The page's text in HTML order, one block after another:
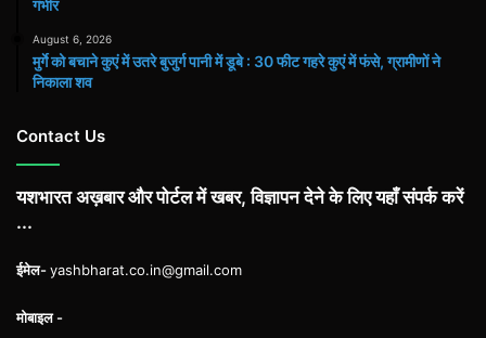
गंभीर
August 6, 2026
मुर्गे को बचाने कुएं में उतरे बुजुर्ग पानी में डूबे : 30 फीट गहरे कुएं में फंसे, ग्रामीणों ने
निकाला शव
Contact Us
यशभारत अख़बार और पोर्टल में खबर, विज्ञापन देने के लिए यहाँ संपर्क करें
...
ईमेल-yashbharat.co.in@gmail.com
मोबाइल -